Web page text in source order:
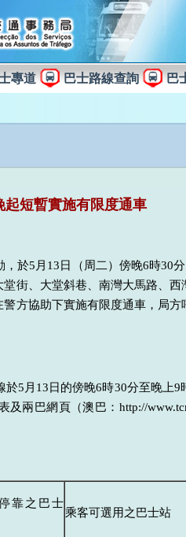
專道 巴士路線查詢 巴
起短暫實施有限度通車
於5月13日（周二）傍晚6時30
街、大堂斜巷、南灣大馬路、西
方協助下實施有限度通車，局方
月13日的傍晚6時30分至晚上9
兩巴網頁（澳巴：http://
靠之巴士
乘客可選用之巴士站